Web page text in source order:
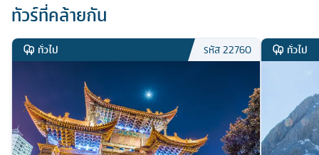
ทัวร์ที่คล้ายกัน
ทั่วไป รหัส22760 ทั่วไป